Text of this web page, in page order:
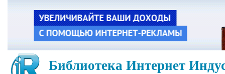
Библиотека Интернет